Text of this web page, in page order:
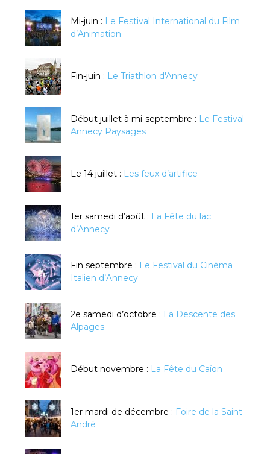
Mi-juin : Le Festival International du Film
d’Animation
Fin-juin : Le Triathlon d'Annecy
Début juillet à mi-septembre : Le Festival
Annecy Paysages
Le 14 juillet : Les feux d’artifice
1er samedi d’août : La Fête du lac
d’Annecy
Fin septembre : Le Festival du Cinéma
Italien d’Annecy
2e samedi d’octobre : La Descente des
Alpages
Début novembre : La Fête du Caïon
1er mardi de décembre : Foire de la Saint
André